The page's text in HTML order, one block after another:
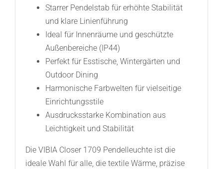
Starrer Pendelstab für erhöhte Stabilität
und klare Linienführung
Ideal für Innenräume und geschützte
Außenbereiche (IP44)
Perfekt für Esstische, Wintergärten und
Outdoor Dining
Harmonische Farbwelten für vielseitige
Einrichtungsstile
Ausdrucksstarke Kombination aus
Leichtigkeit und Stabilität
Die VIBIA Closer 1709 Pendelleuchte ist die
ideale Wahl für alle, die textile Wärme, präzise